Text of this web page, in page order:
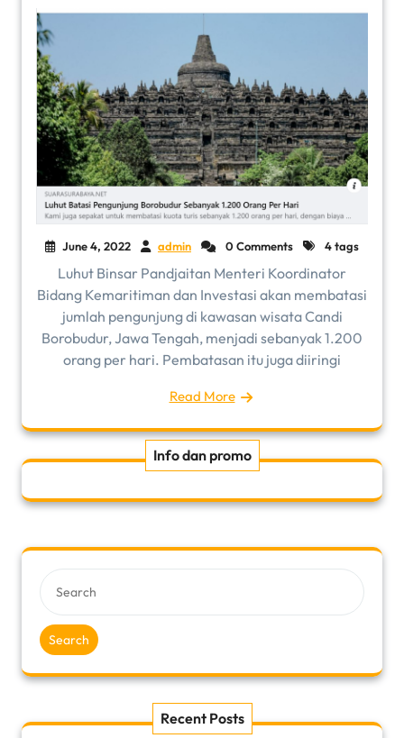
June 4, 2022 admin 0 Comments 4 tags
Luhut Binsar Pandjaitan Menteri Koordinator
Bidang Kemaritiman dan Investasi akan membatasi
jumlah pengunjung di kawasan wisata Candi
Borobudur, Jawa Tengah, menjadi sebanyak 1.200
orang per hari. Pembatasan itu juga diiringi
Read More
Info dan promo
Search
Recent Posts